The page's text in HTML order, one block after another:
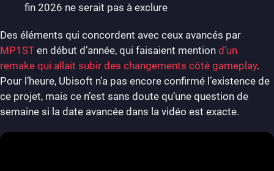
fin 2026 ne serait pas à exclure
Des éléments qui concordent avec ceux avancés par
MP1ST en début d’année, qui faisaient mention d’un
remake qui allait subir des changements côté gameplay.
Pour l’heure, Ubisoft n’a pas encore confirmé l’existence de
ce projet, mais ce n’est sans doute qu’une question de
semaine si la date avancée dans la vidéo est exacte.